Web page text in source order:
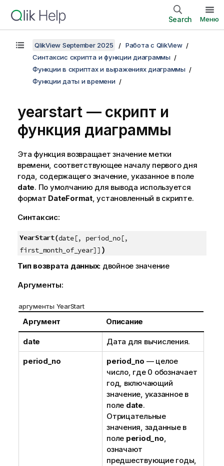
Search Меню
QlikView September 2025
Работа с QlikView
Синтаксис скрипта и функции диаграммы
Функции в скриптах и выражениях диаграммы
Функции даты и времени
yearstart — скрипт и
функция диаграммы
Эта функция возвращает значение метки
времени, соответствующее началу первого дня
года, содержащего значение, указанное в поле
date. По умолчанию для вывода используется
формат DateFormat, установленный в скрипте.
Синтаксис:
YearStart(date[, period_no[,
first_month_of_year]] )
Тип возврата данных: двойное значение
Аргументы:
аргументы YearStart
Аргумент Описание
date Дата для вычисления.
period_no period_no — целое
число, где 0 обозначает
год, включающий
значение, указанное в
поле date.
Отрицательные
значения, заданные в
поле period_no,
означают
предшествующие годы,